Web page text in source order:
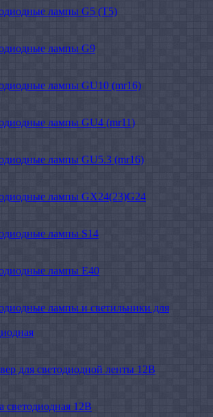
лампы G5 (T5)
лампы G9
лампы GU10 (mr16)
лампы GU4 (mr11)
лампы GU5.3 (mr16)
лампы GX24(23)G24
лампы S14
лампы Е40
лампы и светильники для
для светодиодной ленты 12В
светодиодная 12В